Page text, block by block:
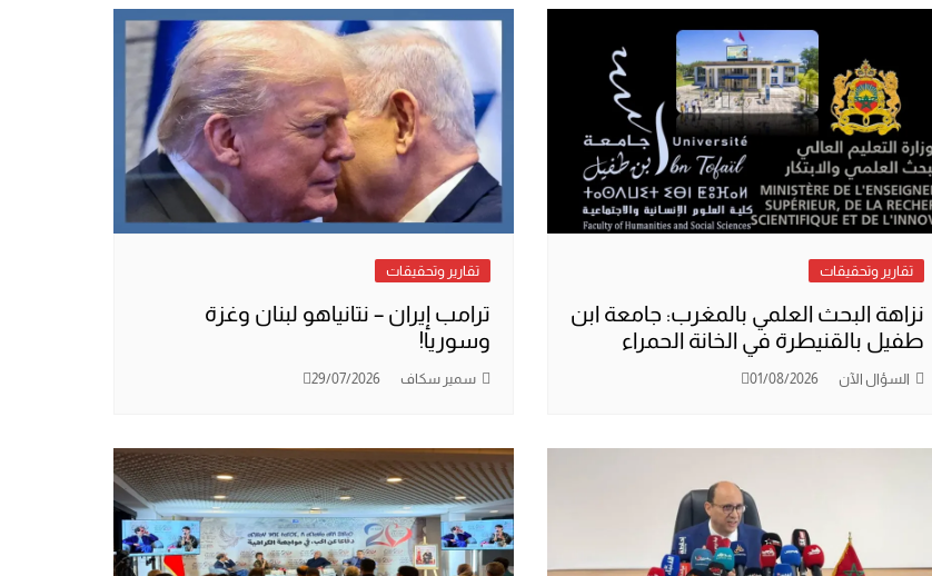
تقارير وتحقيقات
نزاهة البحث العلمي بالمغرب: جامعة ابن
طفيل بالقنيطرة في الخانة الحمراء
السؤال الآن 01/08/2026
تقارير وتحقيقات
ترامب إيران – نتانياهو لبنان وغزة
وسوريا!
سمير سكاف 29/07/2026